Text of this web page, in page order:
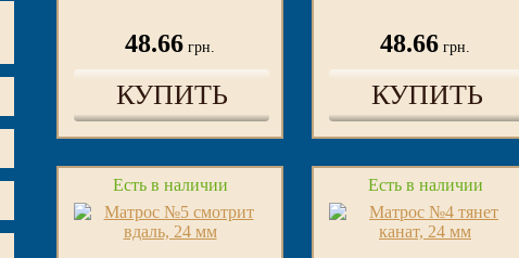
48.66 грн.
КУПИТЬ
48.66 грн.
КУПИТЬ
Есть в наличии Есть в наличии